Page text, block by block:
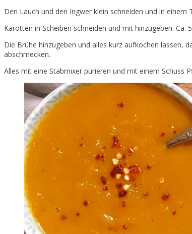
Den Lauch und den Ingwer klein schneiden und in
Karotten in Scheiben schneiden und mit hinzugeben. Ca.
Die Brühe hinzugeben und alles kurz aufkochen lassen,
abschmecken.
Alles mit eine Stabmixer pürieren und mit einem Schuss